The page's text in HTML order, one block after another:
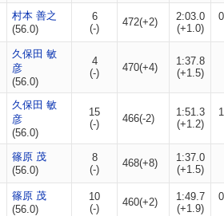
村本 善之
(56.0)
6
(-)
472(+2)
2:03.0
(+1.0)
久保田 敏
彦
(56.0)
4
(-)
470(+4)
1:37.8
(+1.5)
久保田 敏
彦
(56.0)
15
(-)
466(-2)
1:51.3
(+1.2)
篠原 茂
(56.0)
8
(-)
468(+8)
1:37.0
(+1.5)
篠原 茂
(56.0)
10
(-)
460(+2)
1:49.7
(+1.9)